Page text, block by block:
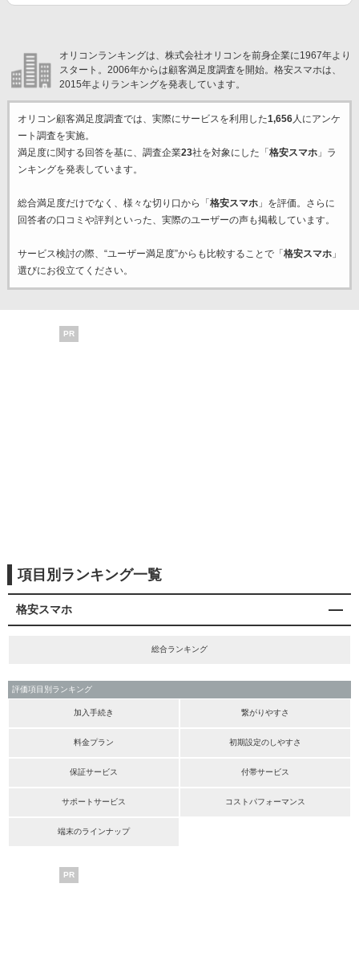
オリコンランキングは、株式会社オリコンを前身企業に1967年より
スタート。2006年からは顧客満足度調査を開始。格安スマホは、
2015年よりランキングを発表しています。
オリコン顧客満足度調査では、実際にサービスを利用した1,656人にアンケ
ート調査を実施。
満足度に関する回答を基に、調査企業23社を対象にした「 格安スマホ」ラ
ンキングを発表しています。
総合満足度だけでなく、様々な切り口から「 格安スマホ」を評価。さらに
回答者の口コミや評判といった、実際のユーザーの声も掲載しています。
サービス検討の際、“ユーザー満足度”からも比較することで「 格安スマホ」
選びにお役立てください。
PR
項目別ランキング一覧
格安スマホ
総合ランキング
評価項目別ランキング
加入手続き 繋がりやすさ
料金プラン 初期設定のしやすさ
保証サービス 付帯サービス
サポートサービス コストパフォーマンス
端末のラインナップ
PR